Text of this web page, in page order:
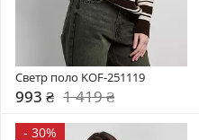
Светр поло KOF-251119
993 ₴ 1 419 ₴
- 30%